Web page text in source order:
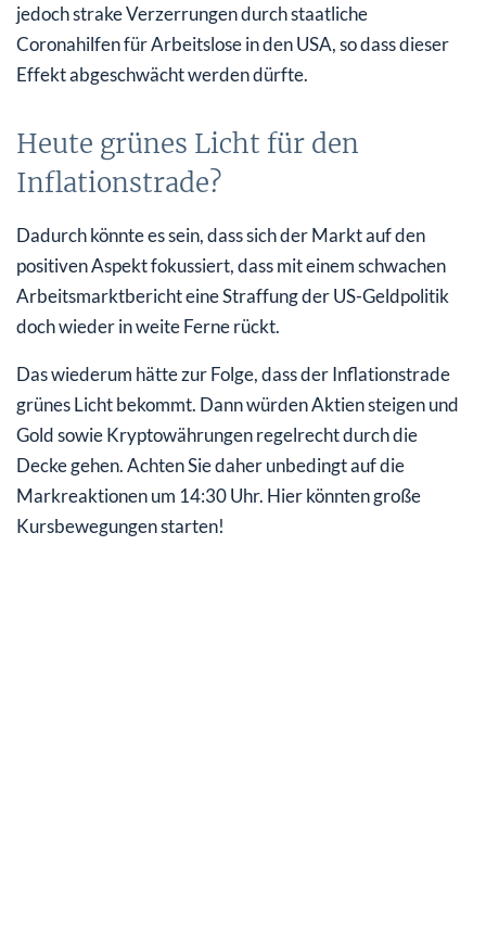
jedoch strake Verzerrungen durch staatliche
Coronahilfen für Arbeitslose in den USA, so dass dieser
Effekt abgeschwächt werden dürfte.
Heute grünes Licht für den
Inflationstrade?
Dadurch könnte es sein, dass sich der Markt auf den
positiven Aspekt fokussiert, dass mit einem schwachen
Arbeitsmarktbericht eine Straffung der US-Geldpolitik
doch wieder in weite Ferne rückt.
Das wiederum hätte zur Folge, dass der Inflationstrade
grünes Licht bekommt. Dann würden Aktien steigen und
Gold sowie Kryptowährungen regelrecht durch die
Decke gehen. Achten Sie daher unbedingt auf die
Markreaktionen um 14:30 Uhr. Hier könnten große
Kursbewegungen starten!